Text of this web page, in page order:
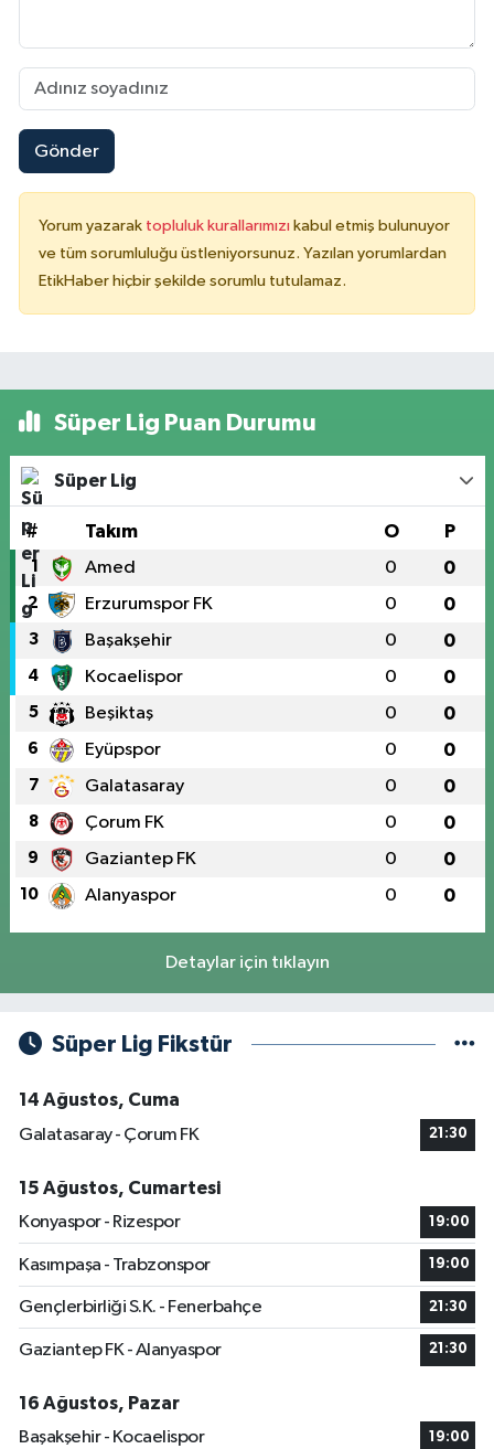
Gönder
Yorum yazarak topluluk kurallarımızı kabul etmiş bulunuyor
ve tüm sorumluluğu üstleniyorsunuz. Yazılan yorumlardan
EtikHaber hiçbir şekilde sorumlu tutulamaz.
Süper Lig Puan Durumu
Süper Lig
# Takım O P
1 Amed 0 0
2 Erzurumspor FK 0 0
3 Başakşehir 0 0
4 Kocaelispor 0 0
5 Beşiktaş 0 0
6 Eyüpspor 0 0
7 Galatasaray 0 0
8 Çorum FK 0 0
9 Gaziantep FK 0 0
10 Alanyaspor 0 0
Detaylar için tıklayın
Süper Lig Fikstür
14 Ağustos, Cuma
Galatasaray - Çorum FK
21:30
15 Ağustos, Cumartesi
Konyaspor - Rizespor
19:00
Kasımpaşa - Trabzonspor 19:00
Gençlerbirliği S.K. - Fenerbahçe 21:30
Gaziantep FK - Alanyaspor 21:30
16 Ağustos, Pazar
Başakşehir - Kocaelispor
19:00